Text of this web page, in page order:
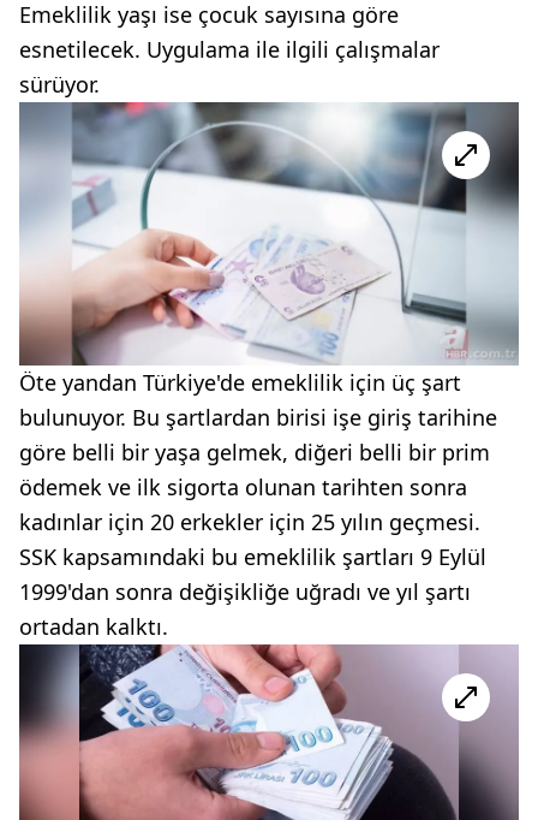
Emeklilik yaşı ise çocuk sayısına göre
esnetilecek. Uygulama ile ilgili çalışmalar
sürüyor.
Öte yandan Türkiye'de emeklilik için üç şart
bulunuyor. Bu şartlardan birisi işe giriş tarihine
göre belli bir yaşa gelmek, diğeri belli bir prim
ödemek ve ilk sigorta olunan tarihten sonra
kadınlar için 20 erkekler için 25 yılın geçmesi.
SSK kapsamındaki bu emeklilik şartları 9 Eylül
1999'dan sonra değişikliğe uğradı ve yıl şartı
ortadan kalktı.